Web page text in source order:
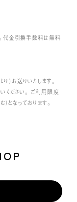
代金引換手数料は無料
お送りいたします。
ください。 ご利用限度
となっております。